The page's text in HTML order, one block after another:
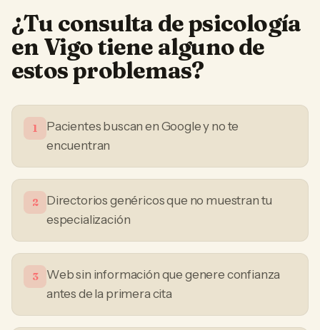
¿Tu consulta de psicología
en Vigotiene alguno de
estos problemas?
1
Pacientes buscan en Google y no te
encuentran
2
Directorios genéricos que no muestran tu
especialización
3
Web sin información que genere confianza
antes de la primera cita